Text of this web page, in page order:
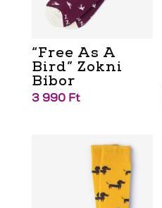
“Free As A
Bird” Zokni
Bíbor
3 990 Ft